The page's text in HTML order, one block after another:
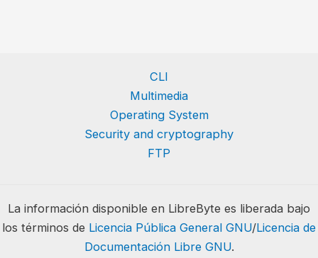
CLI
Multimedia
Operating System
Security and cryptography
FTP
La información disponible en LibreByte es liberada bajo
los términos de Licencia Pública General GNU/Licencia de
Documentación Libre GNU.